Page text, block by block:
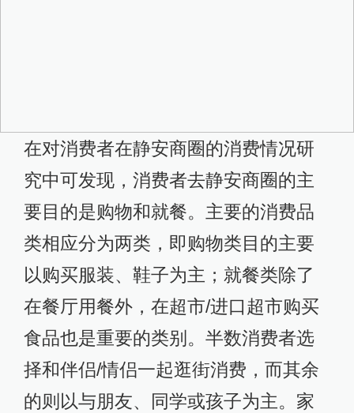
在对消费者在静安商圈的消费情况研
究中可发现，消费者去静安商圈的主
要目的是购物和就餐。主要的消费品
类相应分为两类，即购物类目的主要
以购买服装、鞋子为主；就餐类除了
在餐厅用餐外，在超市/进口超市购买
食品也是重要的类别。半数消费者选
择和伴侣/情侣一起逛街消费，而其余
的则以与朋友、同学或孩子为主。家